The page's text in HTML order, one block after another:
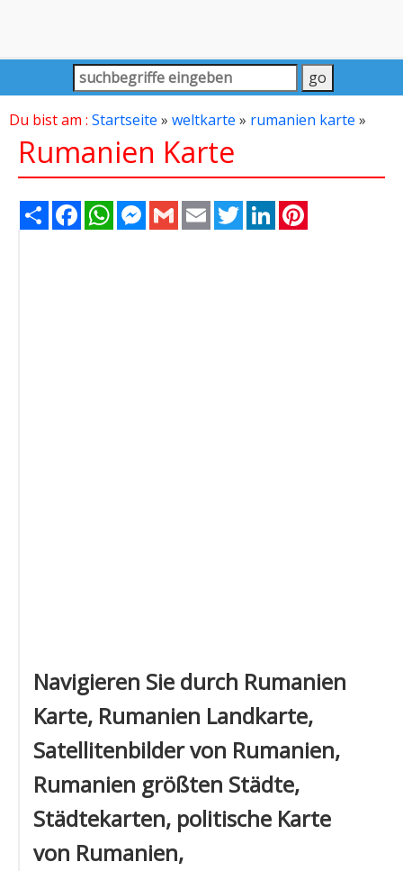
Du bist am : Startseite » weltkarte » rumanien karte »
Rumanien Karte
Share FacebookWhatsAppMessenger
Gmail Email TwitterLinkedIn
Navigieren Sie durch Rumanien
Karte, Rumanien Landkarte,
Satellitenbilder von Rumanien,
Rumanien größten Städte,
Städtekarten, politische Karte
von Rumanien,